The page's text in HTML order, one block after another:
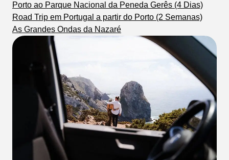
Porto ao Parque Nacional da Peneda Gerês (4 Dias)
Road Trip em Portugal a partir do Porto (2 Semanas)
As Grandes Ondas da Nazaré